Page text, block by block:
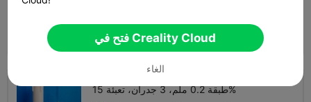
 116.42g
طبقة 0.2 ملم، 3 جدران، تعبئة 15%
فتح في Creality Cloud
الغاء